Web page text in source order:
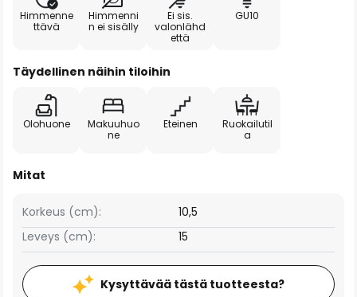
Himmenne
ttävä
Himmenni
n ei sisälly
Ei sis.
valonlähd
että
GU10
Täydellinen näihin tiloihin
Olohuone
Makuuhuo
ne
Eteinen
Ruokailutil
a
Mitat
Leveys (cm): 15
Korkeus (cm): 10,5
Kysyttävää tästä tuotteesta?